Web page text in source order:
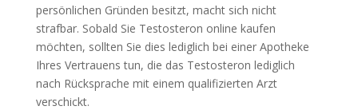
persönlichen Gründen besitzt, macht sich nicht
strafbar. Sobald Sie Testosteron online kaufen
möchten, sollten Sie dies lediglich bei einer Apotheke
Ihres Vertrauens tun, die das Testosteron lediglich
nach Rücksprache mit einem qualifizierten Arzt
verschickt.